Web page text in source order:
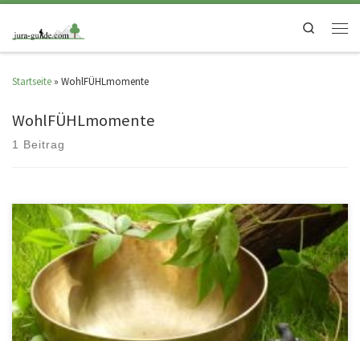
Search
Startseite » WohlFÜHLmomente
WohlFÜHLmomente
1 Beitrag
Die Seele baden Waldbaden bedeutet nicht Schwimmen, sondern
„Eintauchen“ in die Atmosphäre des Waldes und „Eintauchen“ in die
Atmosphäre der […]